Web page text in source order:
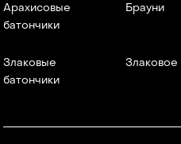
Арахисовые
батончики
Брауни
Злаковые
батончики